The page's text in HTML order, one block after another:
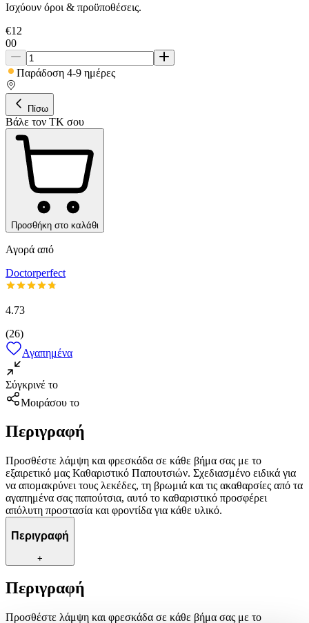
Ισχύουν όροι & προϋποθέσεις.
€12
00
Παράδοση 4-9 ημέρες
Πίσω
Βάλε τον ΤΚ σου
Προσθήκη στο καλάθι
Αγορά από
Doctorperfect
4.73
(26)
Αγαπημένα
Σύγκρινέ το
Μοιράσου το
Περιγραφή
Προσθέστε λάμψη και φρεσκάδα σε κάθε βήμα σας με το
εξαιρετικό μας Καθαριστικό Παπουτσιών. Σχεδιασμένο ειδικά για
να απομακρύνει τους λεκέδες, τη βρωμιά και τις ακαθαρσίες από τα
αγαπημένα σας παπούτσια, αυτό το καθαριστικό προσφέρει
απόλυτη προστασία και φροντίδα για κάθε υλικό.
Περιγραφή
+
Περιγραφή
Προσθέστε λάμψη και φρεσκάδα σε κάθε βήμα σας με το